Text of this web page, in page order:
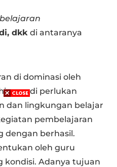
dkkdi antaranya
di dominasi oleh
di perlukan
dan lingkungan belajar
pembelajaran
dengan berhasil.
oleh guru
kondisi. Adanya tujuan